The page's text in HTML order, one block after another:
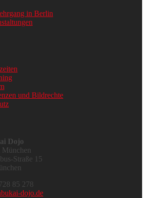
in Berlin
und Bildrechte
Dojo
Straße 15
85 278
dojo.de